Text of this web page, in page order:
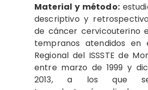
Material y método:
descriptivo y
de cáncer cervicouterino
tempranos atendidos en
Regional del ISSSTE de
entre marzo de 1999 y
2013, a los que